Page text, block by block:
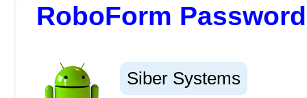
RoboForm
Siber Systems